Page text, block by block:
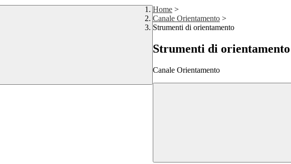
Home >
Canale Orientamento >
Strumenti di orientamento
Strumenti di orientamento
Canale Orientamento